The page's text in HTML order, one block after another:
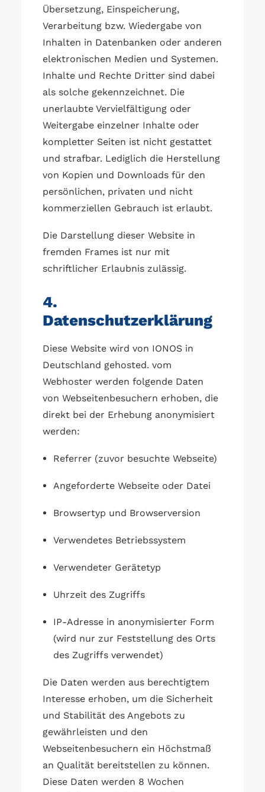
Übersetzung, Einspeicherung,
Verarbeitung bzw. Wiedergabe von
Inhalten in Datenbanken oder anderen
elektronischen Medien und Systemen.
Inhalte und Rechte Dritter sind dabei
als solche gekennzeichnet. Die
unerlaubte Vervielfältigung oder
Weitergabe einzelner Inhalte oder
kompletter Seiten ist nicht gestattet
und strafbar. Lediglich die Herstellung
von Kopien und Downloads für den
persönlichen, privaten und nicht
kommerziellen Gebrauch ist erlaubt.
Die Darstellung dieser Website in
fremden Frames ist nur mit
schriftlicher Erlaubnis zulässig.
4.
Datenschutzerklärung
Diese Website wird von IONOS in
Deutschland gehosted. vom
Webhoster werden folgende Daten
von Webseitenbesuchern erhoben, die
direkt bei der Erhebung anonymisiert
werden:
Referrer (zuvor besuchte Webseite)
Angeforderte Webseite oder Datei
Browsertyp und Browserversion
Verwendetes Betriebssystem
Verwendeter Gerätetyp
Uhrzeit des Zugriffs
IP-Adresse in anonymisierter Form
(wird nur zur Feststellung des Orts
des Zugriffs verwendet)
Die Daten werden aus berechtigtem
Interesse erhoben, um die Sicherheit
und Stabilität des Angebots zu
gewährleisten und den
Webseitenbesuchern ein Höchstmaß
an Qualität bereitstellen zu können.
Diese Daten werden 8 Wochen